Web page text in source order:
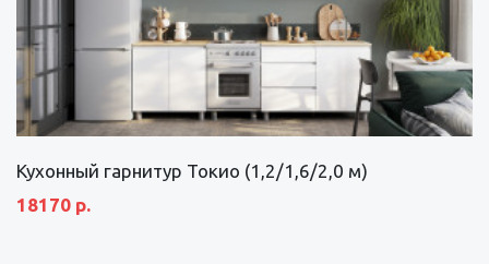
Кухонный гарнитур Токио (1,2/1,6/2,0 м)
18170 р.